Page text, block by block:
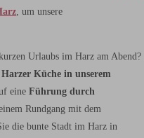
, um unsere
Urlaubs im Harz am Abend?
Küche in unserem
eine Führung durch
Rundgang mit dem
die bunte Stadt im Harz in